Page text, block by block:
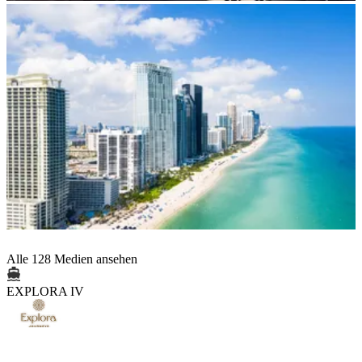
Alle 128 Medien ansehen
EXPLORA IV